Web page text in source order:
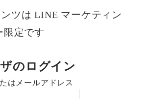
ツは LINE マーケティン
限定です
のログイン
はメールアドレス